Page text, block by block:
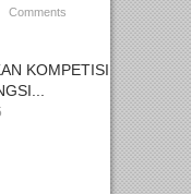
Comments
KOMPETISI